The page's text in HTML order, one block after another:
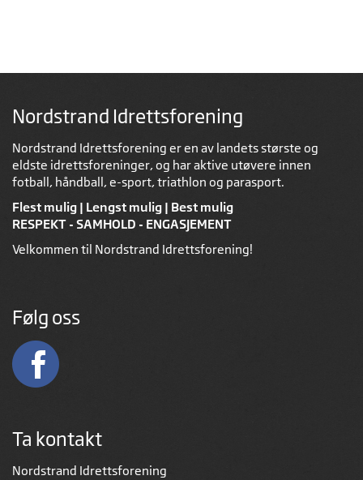
Nordstrand Idrettsforening
Nordstrand Idrettsforening er en av landets største og
eldste idrettsforeninger, og har aktive utøvere innen
fotball, håndball, e-sport, triathlon og parasport.
Flest mulig | Lengst mulig | Best mulig
RESPEKT - SAMHOLD - ENGASJEMENT
Velkommen til Nordstrand Idrettsforening!
Følg oss
Ta kontakt
Nordstrand Idrettsforening